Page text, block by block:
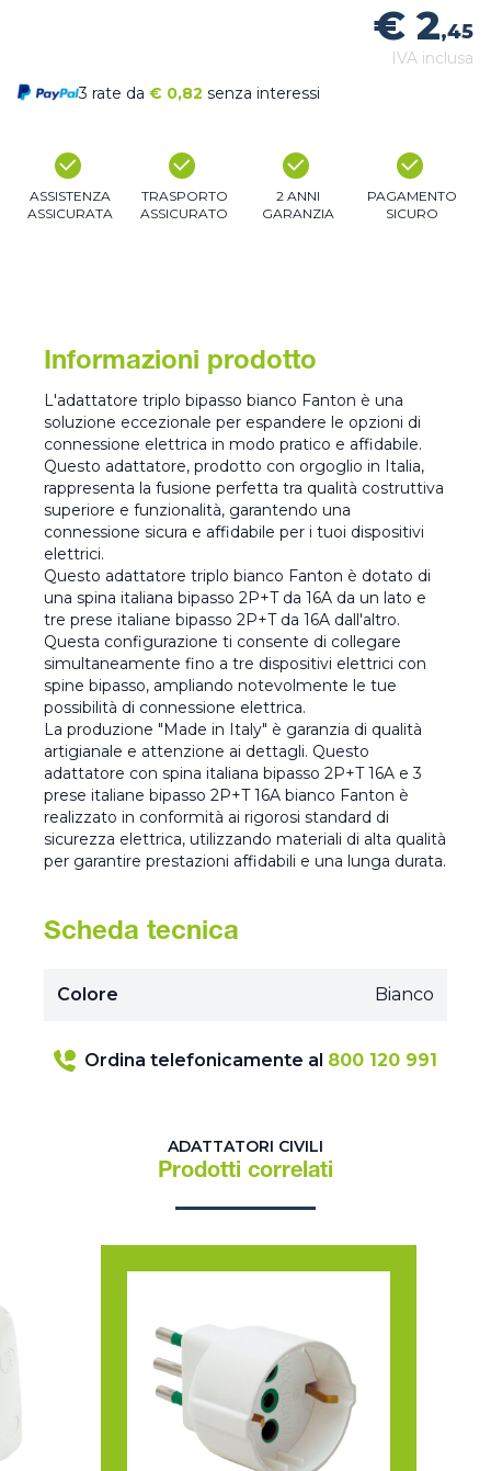
€ 2,45
IVA inclusa
3 rate da € 0,82 senza interessi
ASSISTENZA
ASSICURATA
TRASPORTO
ASSICURATO
2 ANNI
GARANZIA
PAGAMENTO
SICURO
Informazioni prodotto
L'adattatore triplo bipasso bianco Fanton è una
soluzione eccezionale per espandere le opzioni di
connessione elettrica in modo pratico e affidabile.
Questo adattatore, prodotto con orgoglio in Italia,
rappresenta la fusione perfetta tra qualità costruttiva
superiore e funzionalità, garantendo una
connessione sicura e affidabile per i tuoi dispositivi
elettrici.
Questo adattatore triplo bianco Fanton è dotato di
una spina italiana bipasso 2P+T da 16A da un lato e
tre prese italiane bipasso 2P+T da 16A dall'altro.
Questa configurazione ti consente di collegare
simultaneamente fino a tre dispositivi elettrici con
spine bipasso, ampliando notevolmente le tue
possibilità di connessione elettrica.
La produzione "Made in Italy" è garanzia di qualità
artigianale e attenzione ai dettagli. Questo
adattatore con spina italiana bipasso 2P+T 16A e 3
prese italiane bipasso 2P+T 16A bianco Fanton è
realizzato in conformità ai rigorosi standard di
sicurezza elettrica, utilizzando materiali di alta qualità
per garantire prestazioni affidabili e una lunga durata.
Scheda tecnica
Colore Bianco
Ordina telefonicamente al 800 120 991
ADATTATORI CIVILI
Prodotti correlati